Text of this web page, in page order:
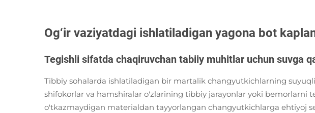
Og‘ir vaziyatdagi ishlatiladigan yagona bot
Tegishli sifatda chaqiruvchan tabiiy muhitlar uchun suvga
Tibbiy sohalarda ishlatiladigan bir martalik changyutkichlarning
shifokorlar va hamshiralar o'zlarining tibbiy jarayonlar yoki
o'tkazmaydigan materialdan tayyorlangan changyutkichlarga ehtiyoj